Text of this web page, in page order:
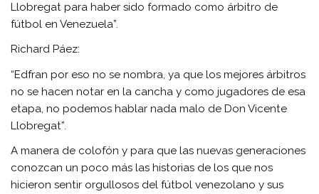
Llobregat para haber sido formado como árbitro de
fútbol en Venezuela”.
Richard Páez:
“Edfran por eso no se nombra, ya que los mejores árbitros
no se hacen notar en la cancha y como jugadores de esa
etapa, no podemos hablar nada malo de Don Vicente
Llobregat”.
A manera de colofón y para que las nuevas generaciones
conozcan un poco más las historias de los que nos
hicieron sentir orgullosos del fútbol venezolano y sus